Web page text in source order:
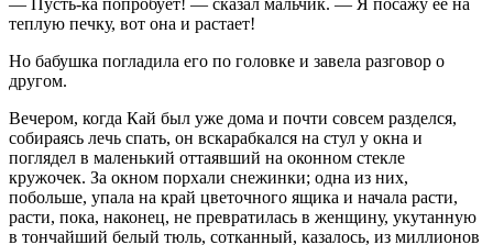
— Пусть-ка попробует! — сказал мальчик. — Я посажу ее на
теплую печку, вот она и растает!
Но бабушка погладила его по головке и завела разговор о
другом.
Вечером, когда Кай был уже дома и почти совсем разделся,
собираясь лечь спать, он вскарабкался на стул у окна и
поглядел в маленький оттаявший на оконном стекле
кружочек. За окном порхали снежинки; одна из них,
побольше, упала на край цветочного ящика и начала расти,
расти, пока, наконец, не превратилась в женщину, укутанную
в тончайший белый тюль, сотканный, казалось, из миллионов